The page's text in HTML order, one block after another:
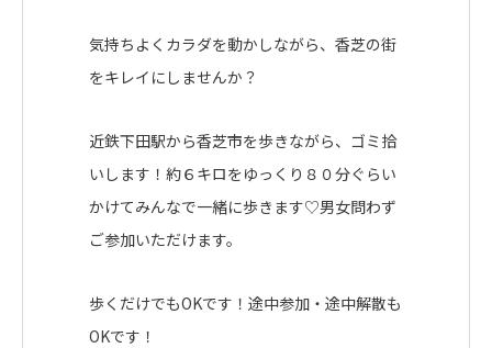
気持ちよくカラダを動かしながら、香芝の街
をキレイにしませんか？
近鉄下田駅から香芝市を歩きながら、ゴミ拾
いします！約６キロをゆっくり８０分ぐらい
かけてみんなで一緒に歩きます♡男女問わず
ご参加いただけます。
歩くだけでもOKです！途中参加・途中解散も
OKです！